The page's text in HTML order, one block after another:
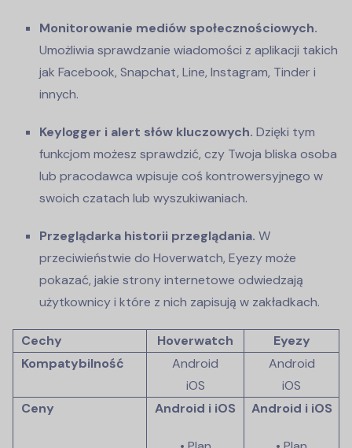
Monitorowanie mediów społecznościowych.
Umożliwia sprawdzanie wiadomości z aplikacji takich
jak Facebook, Snapchat, Line, Instagram, Tinder i
innych.
Keylogger i alert słów kluczowych. Dzięki tym
funkcjom możesz sprawdzić, czy Twoja bliska osoba
lub pracodawca wpisuje coś kontrowersyjnego w
swoich czatach lub wyszukiwaniach.
Przeglądarka historii przeglądania. W
przeciwieństwie do Hoverwatch, Eyezy może
pokazać, jakie strony internetowe odwiedzają
użytkownicy i które z nich zapisują w zakładkach.
Cechy Hoverwatch
Eyezy
Kompatybilność
Android
iOS
Android
iOS
Ceny
Android i iOS Android i iOS